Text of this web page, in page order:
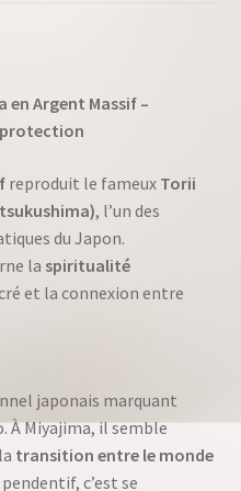
en Argent Massif –
reproduit le fameux Torii
, l’un des
du Japon.
la spiritualité
et la connexion entre
japonais marquant
À Miyajima, il semble
transition entre le monde
c’est se